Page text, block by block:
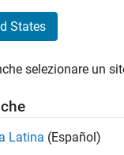
States
selezionare un
Latina (Español)